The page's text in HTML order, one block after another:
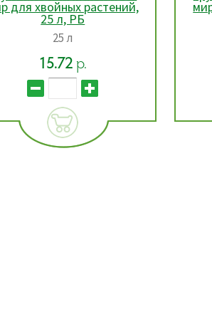
для хвойных растений,
25 л, РБ
25 л
15.72 р.